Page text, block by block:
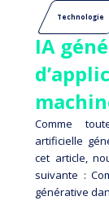
Technologie
IA
Comme
artificielle
cet article,
suivante :
générative